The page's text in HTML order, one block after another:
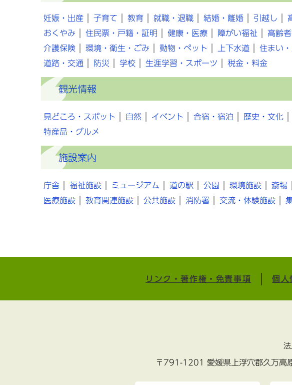
妊娠・出産 子育て 教育 就職・退職 結婚・離婚 引越し
おくやみ
住民票・戸籍・証明 健康・医療 障がい福祉
高齢
介護保険
環境・衛生・ごみ 動物・ペット 上下水道
住まい
道路・交通
防災 学校 生涯学習・スポーツ 税金・料金
観光情報
見どころ・スポット 自然 イベント 合宿・宿泊
歴史・文化
特産品・グルメ
施設案内
庁舎 福祉施設 ミュージアム 道の駅 公園 環境施設
斎場
医療施設
教育関連施設 公共施設 消防署 交流・体験施設
リンク・著作権・免責事項 個人
〒791-1201 愛媛県上浮穴郡久万高